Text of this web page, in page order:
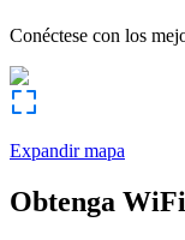
Conéctese con los
Expandir mapa
Obtenga